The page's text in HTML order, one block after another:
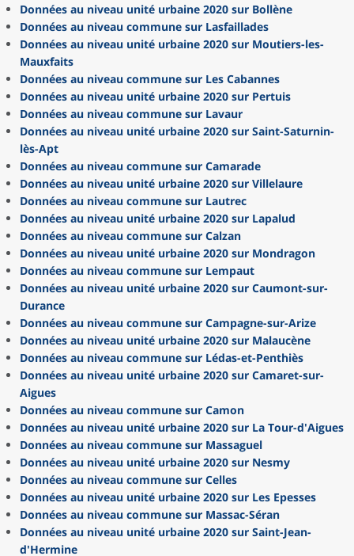
Données au niveau unité urbaine 2020 sur Bollène
Données au niveau commune sur Lasfaillades
Données au niveau unité urbaine 2020 sur Moutiers-les-
Mauxfaits
Données au niveau commune sur Les Cabannes
Données au niveau unité urbaine 2020 sur Pertuis
Données au niveau commune sur Lavaur
Données au niveau unité urbaine 2020 sur Saint-Saturnin-
lès-Apt
Données au niveau commune sur Camarade
Données au niveau unité urbaine 2020 sur Villelaure
Données au niveau commune sur Lautrec
Données au niveau unité urbaine 2020 sur Lapalud
Données au niveau commune sur Calzan
Données au niveau unité urbaine 2020 sur Mondragon
Données au niveau commune sur Lempaut
Données au niveau unité urbaine 2020 sur Caumont-sur-
Durance
Données au niveau commune sur Campagne-sur-Arize
Données au niveau unité urbaine 2020 sur Malaucène
Données au niveau commune sur Lédas-et-Penthiès
Données au niveau unité urbaine 2020 sur Camaret-sur-
Aigues
Données au niveau commune sur Camon
Données au niveau unité urbaine 2020 sur La Tour-d'Aigues
Données au niveau commune sur Massaguel
Données au niveau unité urbaine 2020 sur Nesmy
Données au niveau commune sur Celles
Données au niveau unité urbaine 2020 sur Les Epesses
Données au niveau commune sur Massac-Séran
Données au niveau unité urbaine 2020 sur Saint-Jean-
d'Hermine